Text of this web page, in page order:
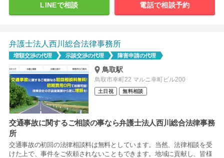
LINEで相談 電話で相談予約
弁護士法人西川総合法律事務所
増額交渉の代理 示談交渉の代理 障害申請の代理
鳥取駅
鳥取市幸町22 マルニ幸町ビル200
土日祝 無料相談
交通事故に関するご相談の事なら弁護士法人西川総合法律事務
所
交通事故の初回の法律相談料は無料としています。当然、法律相談を受
けた上で、事件をご依頼されないこともできます。地域に貢献し、皆様